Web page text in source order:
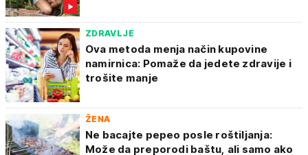
ZDRAVLJE
Ova metoda menja način kupovine
namirnica: Pomaže da jedete zdravije i
trošite manje
ŽENA
Ne bacajte pepeo posle roštiljanja:
Može da preporodi baštu, ali samo ako